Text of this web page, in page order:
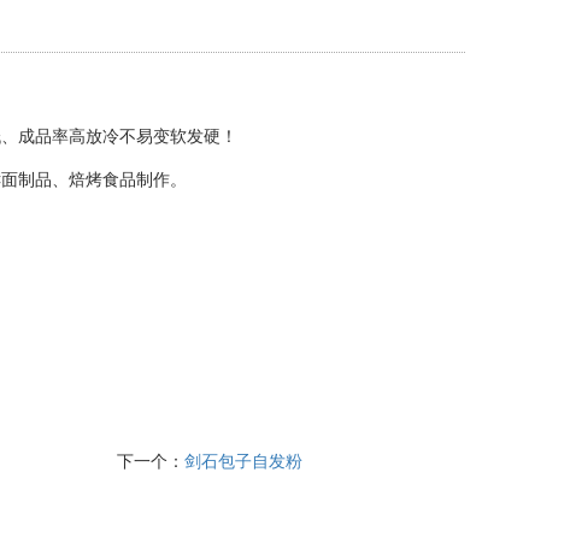
成品率高放冷不易变软发硬！
制品、焙烤食品制作。
下一个：剑石包子自发粉